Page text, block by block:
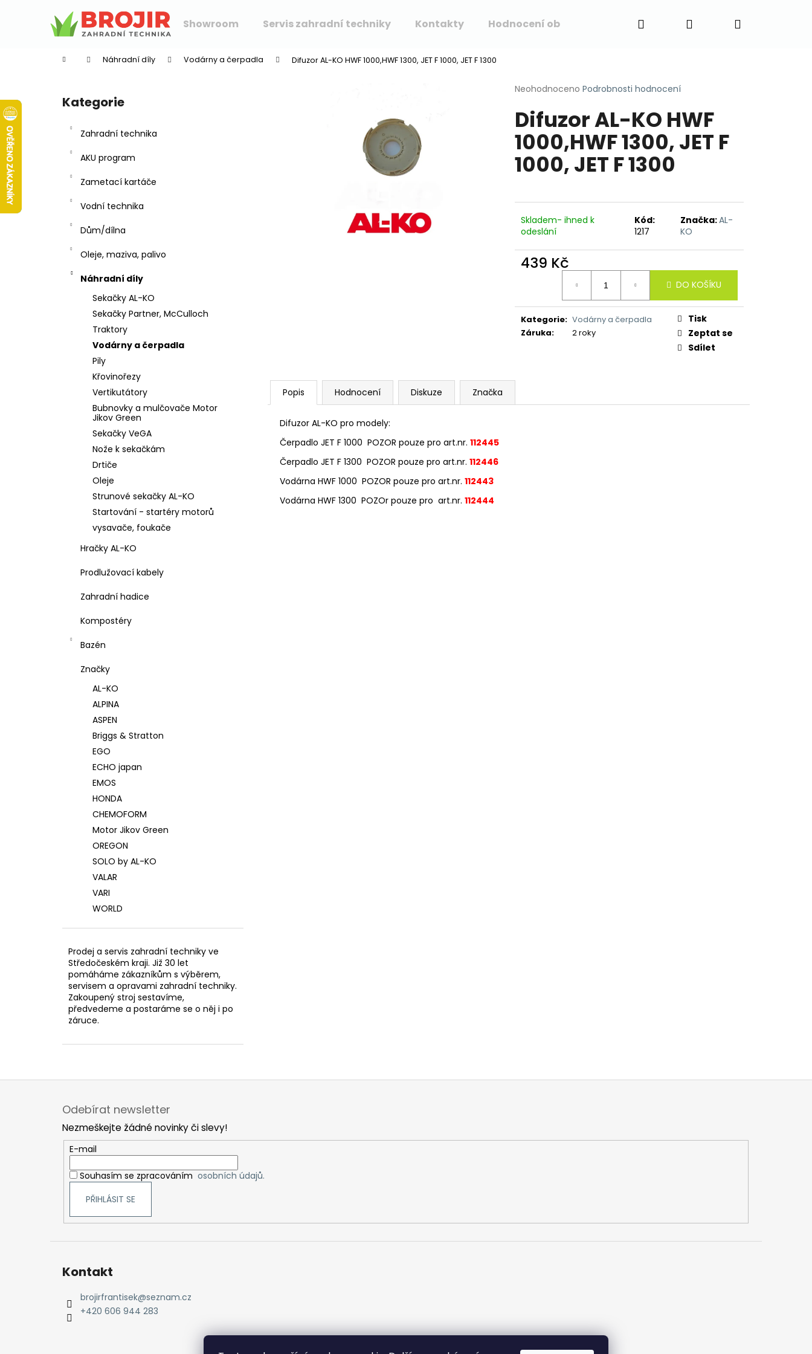
Showroom Servis zahradní techniky Kontakty Hodnocení obchodu Napište nám
Hledat PřihlášeníNákupní
Náhradní díly Vodárny a čerpadla Difuzor AL-KO HWF 1000,HWF 1300, JET F 1000, JET F 1300
Přeskočit
kategorie
Kategorie
Zahradní technika
AKU program
Zametací kartáče
Vodní technika
Dům/dílna
Oleje, maziva, palivo
Náhradní díly
Sekačky AL-KO
Sekačky Partner, McCulloch
Traktory
Vodárny a čerpadla
Pily
Křovinořezy
Vertikutátory
Bubnovky a mulčovače Motor
Jikov Green
Sekačky VeGA
Nože k sekačkám
Drtiče
Oleje
Strunové sekačky AL-KO
Startování - startéry motorů
vysavače, foukače
Hračky AL-KO
Prodlužovací kabely
Zahradní hadice
Kompostéry
Bazén
Značky
AL-KO
ALPINA
ASPEN
Briggs & Stratton
EGO
ECHO japan
EMOS
HONDA
CHEMOFORM
Motor Jikov Green
OREGON
SOLO by AL-KO
VALAR
VARI
WORLD
Prodej a servis zahradní techniky ve
Středočeském kraji. Již 30 let
pomáháme zákazníkům s výběrem,
servisem a opravami zahradní techniky.
Zakoupený stroj sestavíme,
předvedeme a postaráme se o něj i po
záruce.
Průměrné
produktu
je
0,0
5
hvězdiček.
Neohodnoceno Podrobnosti hodnocení
Difuzor AL-KO HWF
1000,HWF 1300, JET F
1000, JET F 1300
Skladem- ihned k
odeslání
Kód:
1217
Značka:AL-
KO
439 Kč
DO KOŠÍKU
Kategorie: Vodárny a čerpadla
Záruka: 2 roky
Tisk
Zeptat se
Sdílet
Popis Hodnocení Diskuze Značka
Difuzor AL-KO pro modely:
Čerpadlo JET F 1000 POZOR pouze pro art.nr. 112445
Čerpadlo JET F 1300 POZOR pouze pro art.nr. 112446
Vodárna HWF 1000 POZOR pouze pro art.nr. 112443
Vodárna HWF 1300 POZOr pouze pro art.nr. 112444
Zpět
Zpět
Co potřebujete najít?
Doporučujeme
Z
Odebírat newsletter
Nezmeškejte žádné novinky či slevy!
E-mail
Souhasím se zpracováním osobních údajů.
PŘIHLÁSIT SE
Kontakt
brojirfrantisek@seznam.cz
+420 606 944 283